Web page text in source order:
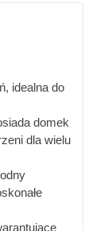
idealna do
domek
dla wielu